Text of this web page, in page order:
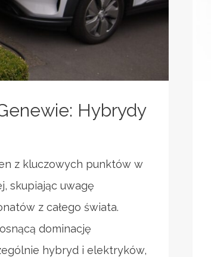
Hybrydy
z kluczowych punktów w
skupiając uwagę
z całego świata.
dominację
hybryd i elektryków,